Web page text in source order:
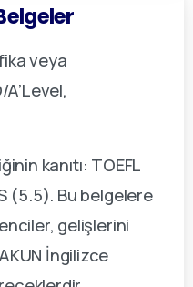
veya
kanıtı: TOEFL
(5.5). Bu belgelere
gelişlerini
İngilizce